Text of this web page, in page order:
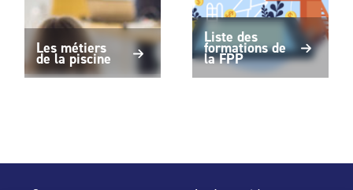
Les métiers
de la piscine
Liste des
formations de
la FPP